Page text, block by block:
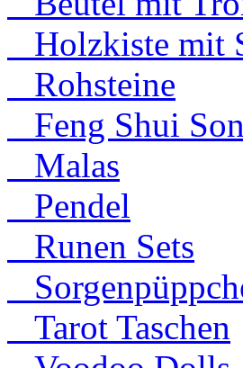
Holzkiste mit
Rohsteine
Feng Shui
Malas
Pendel
Runen Sets
Tarot Taschen